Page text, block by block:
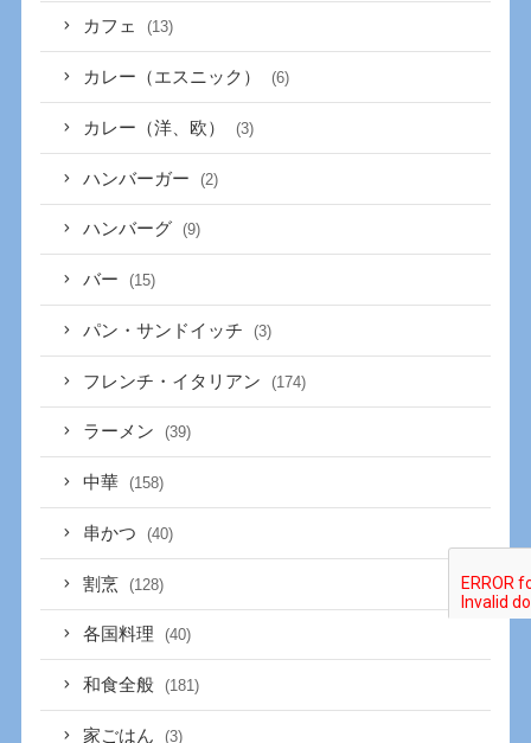
カフェ (13)
カレー（エスニック） (6)
カレー（洋、欧） (3)
ハンバーガー (2)
ハンバーグ (9)
バー (15)
パン・サンドイッチ (3)
フレンチ・イタリアン (174)
ラーメン (39)
中華 (158)
串かつ (40)
割烹 (128)
各国料理 (40)
和食全般 (181)
家ごはん (3)